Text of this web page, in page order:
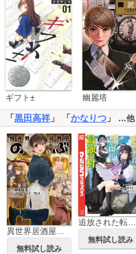
ギフト± 幽麗塔
「 黒田高祥」 「 かなりつ 」 …他
異世界居酒屋「のぶ」
無料試し読み
追放された転生王子、『自動製作』スキルで領地を爆速で開拓し最強の村を作ってしまう～最強クラフトスキルで始める、楽々領地開拓スローライフ～
無料試し読み